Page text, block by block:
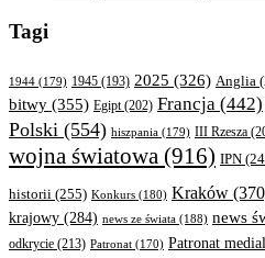
Tagi
1944 (179) 1945 (193) 2025 (326) Anglia
bitwy (355) Egipt(202) Francja (442)
Polski (554) hiszpania (179) III Rzesza
wojna światowa (916) IPN
historii (255) Konkurs (180) Kraków
krajowy (284) news ze świata (188) news
odkrycie (213) Patronat (170) Patronat